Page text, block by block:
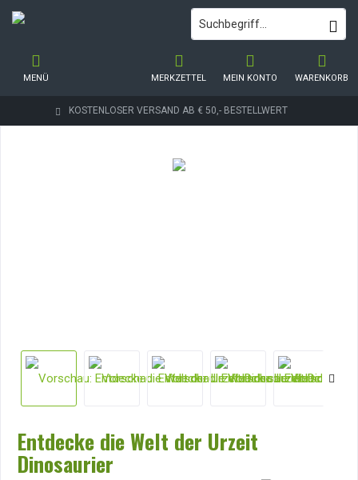
KOSTENLOSER VERSAND AB € 50,- BESTELLWERT
WARENKORB
MERKZETTEL MEIN KONTO
MENÜ
Entdecke die Welt der Urzeit
Dinosaurier